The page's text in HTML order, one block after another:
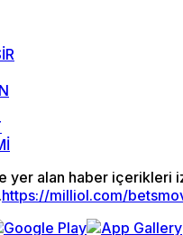
yer alan haber içerikleri
https://milliol.com/